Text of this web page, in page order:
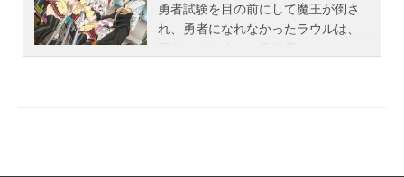
勇者試験を目の前にして魔王が倒さ
れ、勇者になれなかったラウルは、